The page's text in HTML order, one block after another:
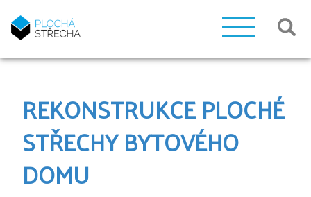
REKONSTRUKCE PLOCHÉ
STŘECHY BYTOVÉHO
DOMU